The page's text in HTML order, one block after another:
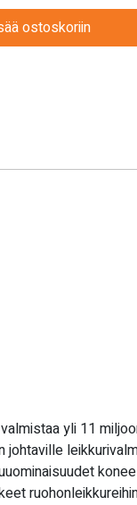
ostoskoriin
yli 11
johtaville